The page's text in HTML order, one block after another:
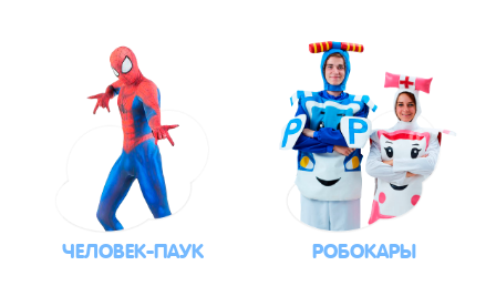
ЧЕЛОВЕК-ПАУК РОБОКАРЫ